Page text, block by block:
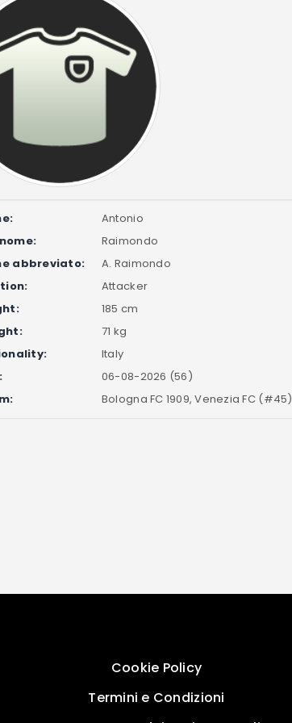
Antonio
Raimondo
abbreviato:
A. Raimondo
Attacker
185 cm
71 kg
Italy
06-08-2026 (56)
Bologna FC 1909, Venezia FC (#45)
Cookie Policy
Termini e Condizioni